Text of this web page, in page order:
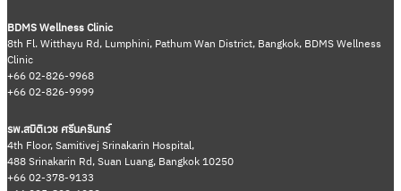
BDMS Wellness Clinic
8th Fl. Witthayu Rd, Lumphini, Pathum Wan District, Bangkok, BDMS Wellness
Clinic
+66 02-826-9968
+66 02-826-9999
รพ.สมิติเวช ศรีนครินทร์
4th Floor, Samitivej Srinakarin Hospital,
488 Srinakarin Rd, Suan Luang, Bangkok 10250
+66 02-378-9133